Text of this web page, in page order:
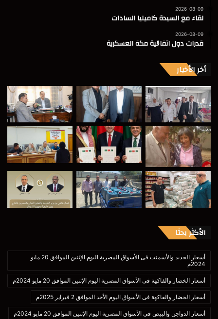
2026-08-09
لقاء مع السيدة كاميليا السادات
2026-08-09
قدرات دول اتفاڨية مكة العسكرية
أخر الأخبار
الأكثر بحثا
أسعار الحديد والأسمنت فى الأسواق المصرية اليوم الإثنين الموافق 20 مايو
2024م
أسعار الخضار والفاكهة فى الأسواق المصرية اليوم الإثنين الموافق 20 مايو 2024م
أسعار الخضار والفاكهة فى الأسواق اليوم الأحد الموافق 2 فبراير 2025م
أسعار الدواجن والبيض في الأسواق المصرية اليوم الإثنين الموافق 20 مايو 2024م